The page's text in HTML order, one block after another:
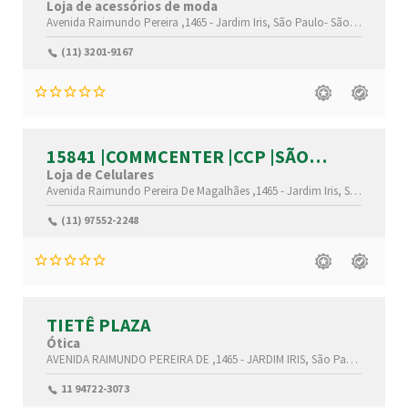
Loja de acessórios de moda
Avenida Raimundo Pereira ,1465 -Jardim Iris, São Paulo-São Paulo(SP)
(11) 3201-9167
15841 |COMMCENTER |CCP |SÃO
PAULO |SP
Loja de Celulares
Avenida Raimundo Pereira De Magalhães ,1465 -Jardim Iris, São Paulo-
(11) 97552-2248
TIETÊ PLAZA
Ótica
AVENIDA RAIMUNDO PEREIRA DE ,1465 -JARDIM IRIS, São Paulo-
11 94722-3073